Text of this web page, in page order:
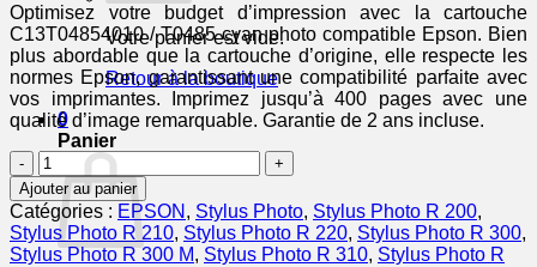
Votre panier est vide.
Retour à la boutique
0
Panier
Optimisez votre budget d’impression avec la cartouche
C13T04854010 / T0485 cyan photo compatible Epson. Bien
plus abordable que la cartouche d’origine, elle respecte les
normes Epson, garantissant une compatibilité parfaite avec
vos imprimantes. Imprimez jusqu’à 400 pages avec une
qualité d’image remarquable. Garantie de 2 ans incluse.
quantité
de
C13T04854010
/
T0485
Ajouter au panier
Catégories : EPSON , Stylus Photo, Stylus Photo R 200,
Stylus Photo R 210, Stylus Photo R 220, Stylus Photo R 300,
Stylus Photo R 300 M, Stylus Photo R 310, Stylus Photo R